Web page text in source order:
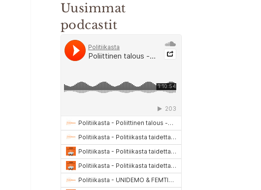
Uusimmat
podcastit